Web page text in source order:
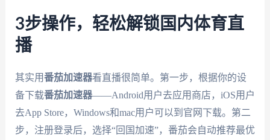
3步操作，轻松解锁国内体育直
播
其实用番茄加速器看直播很简单。第一步，根据你的设
备下载番茄加速器——Android用户去应用商店，iOS用户
去App Store，Windows和mac用户可以到官网下载。第二
步，注册登录后，选择“回国加速”，番茄会自动推荐最优